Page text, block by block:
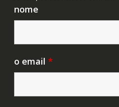
nome
o email *